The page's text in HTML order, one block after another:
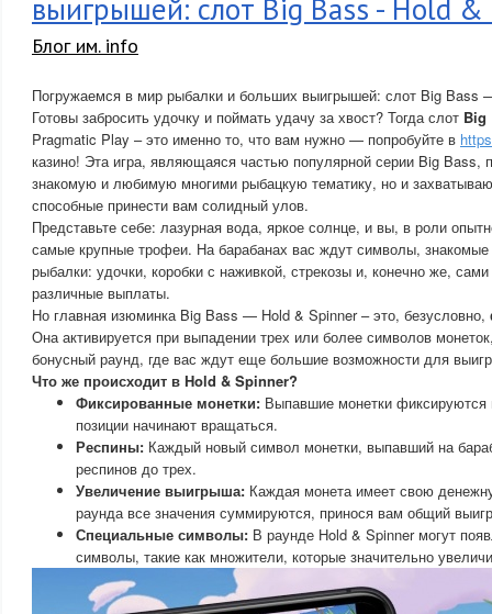
выигрышей: слот Big Bass - Hold
Блог им. info
Погружаемся в мир рыбалки и больших выигрышей: слот Big Bass
Готовы забросить удочку и поймать удачу за хвост? Тогда слот Big
Pragmatic Play – это именно то, что вам нужно — попробуйте в
казино! Эта игра, являющаяся частью популярной серии Big Bass,
знакомую и любимую многими рыбацкую тематику, но и
способные принести вам солидный улов.
Представьте себе: лазурная вода, яркое солнце, и вы, в роли
самые крупные трофеи. На барабанах вас ждут символы,
рыбалки: удочки, коробки с наживкой, стрекозы и, конечно же,
различные выплаты.
Но главная изюминка Big Bass — Hold & Spinner – это, безусловно,
Она активируется при выпадении трех или более символов
бонусный раунд, где вас ждут еще большие возможности для
Что же происходит в Hold & Spinner?
Фиксированные монетки: Выпавшие монетки фиксируются
позиции начинают вращаться.
Респины: Каждый новый символ монетки, выпавший на
респинов до трех.
Увеличение выигрыша: Каждая монета имеет свою
раунда все значения суммируются, принося вам общий
Специальные символы: В раунде Hold & Spinner могут
символы, такие как множители, которые значительно